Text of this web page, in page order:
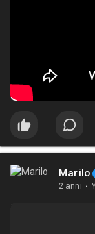
Marilo
2 anni ·